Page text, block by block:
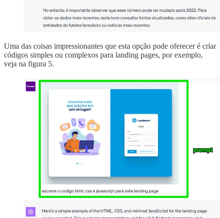
Uma das coisas impressionantes que esta opção pode oferecer é criar
códigos simples ou complexos para landing pages, por exemplo,
veja na figura 5.